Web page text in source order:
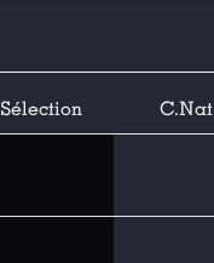
Sélection C.Nat